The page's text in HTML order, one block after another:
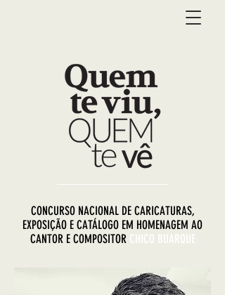
CONCURSO NACIONAL DE CARICATURAS,
EXPOSIÇÃO E CATÁLOGO EM HOMENAGEM AO
CANTOR E COMPOSITOR CHICO BUARQUE